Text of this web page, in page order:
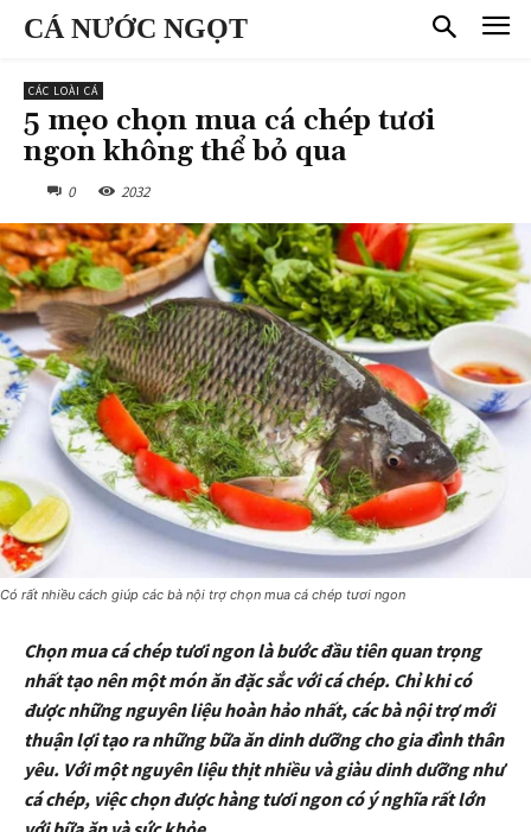
CÁ NƯỚC NGỌT
CÁC LOÀI CÁ
5 mẹo chọn mua cá chép tươi
ngon không thể bỏ qua
0 2032
Có rất nhiều cách giúp các bà nội trợ chọn mua cá chép tươi ngon
Chọn mua cá chép tươi ngon là bước đầu tiên quan trọng
nhất tạo nên một món ăn đặc sắc với cá chép. Chỉ khi có
được những nguyên liệu hoàn hảo nhất, các bà nội trợ mới
thuận lợi tạo ra những bữa ăn dinh dưỡng cho gia đình thân
yêu. Với một nguyên liệu thịt nhiều và giàu dinh dưỡng như
cá chép, việc chọn được hàng tươi ngon có ý nghĩa rất lớn